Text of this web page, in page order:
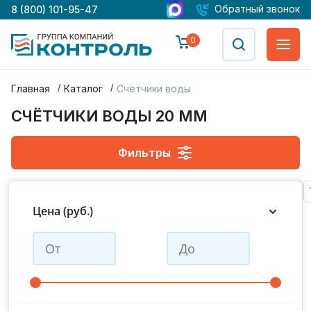
8 (800) 101-95-47 Обратный звонок
0
Главная Каталог Счётчики воды
СЧЁТЧИКИ ВОДЫ 20 ММ
Фильтры
Цена (руб.)
ДУ 100/20
ДУ 80
ДУ 150/40
ДУ 200 ДУ 50/15
ДУ 65/20
ДУ 80/20